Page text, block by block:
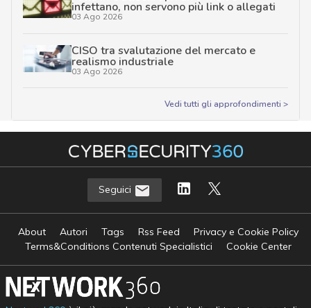
infettano, non servono più link o allegati
03 Ago 2026
CISO tra svalutazione del mercato e
realismo industriale
03 Ago 2026
Vedi tutti gli approfondimenti >
Seguici
About Autori Tags Rss Feed
Privacy e Cookie Policy
Terms&Conditions Contenuti Specialistici
Cookie Center